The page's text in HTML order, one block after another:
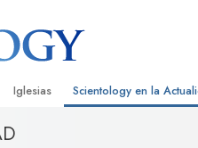
Iglesias
Encontrar una Iglesia
Scientology en la